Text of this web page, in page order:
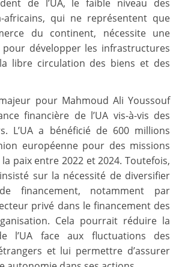
de l’UA, le faible niveau des
africains, qui ne représentent que
du continent, nécessite une
développer les infrastructures
libre circulation des biens et des
pour Mahmoud Ali Youssouf
financière de l’UA vis-à-vis des
L’UA a bénéficié de 600 millions
européenne pour des missions
paix entre 2022 et 2024. Toutefois,
sur la nécessité de diversifier
financement, notamment par
privé dans le financement des
Cela pourrait réduire la
l’UA face aux fluctuations des
et lui permettre d’assurer